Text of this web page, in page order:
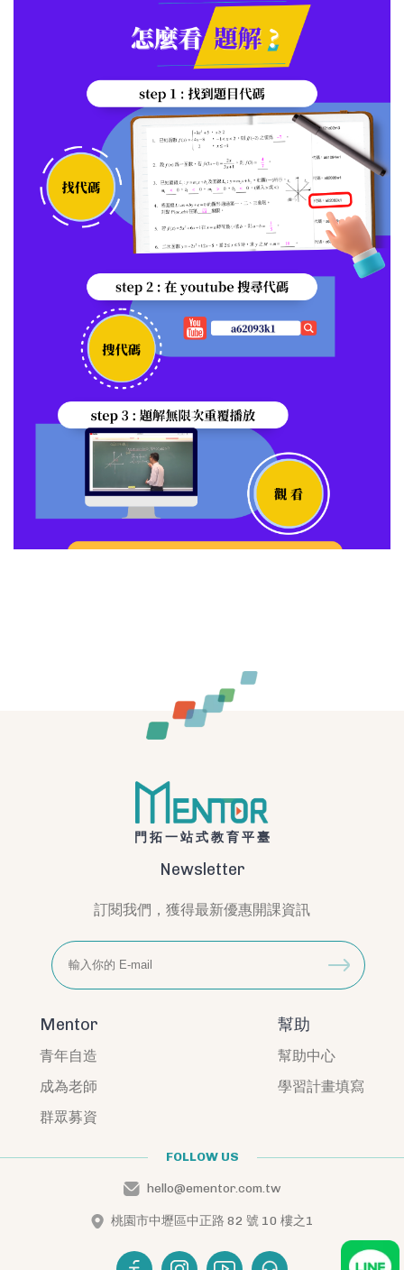
門拓一站式教育平臺
Newsletter
訂閱我們，獲得最新優惠開課資訊
Mentor
青年自造
成為老師
群眾募資
幫助
幫助中心
學習計畫填寫
FOLLOW US
hello@ementor.com.tw
桃園市中壢區中正路 82 號 10 樓之1